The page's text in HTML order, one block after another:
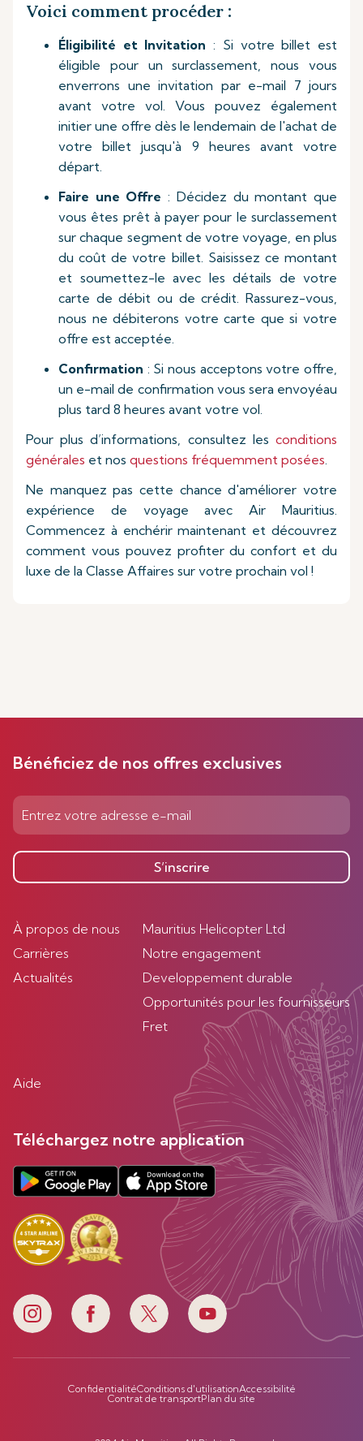
Voici comment procéder :
Éligibilité et Invitation : Si votre billet est
éligible pour un surclassement, nous vous
enverrons une invitation par e-mail 7 jours
avant votre vol. Vous pouvez également
initier une offre dès le lendemain de l'achat de
votre billet jusqu'à 9 heures avant votre
départ.
Faire une Offre : Décidez du montant que
vous êtes prêt à payer pour le surclassement
sur chaque segment de votre voyage, en plus
du coût de votre billet. Saisissez ce montant
et soumettez-le avec les détails de votre
carte de débit ou de crédit. Rassurez-vous,
nous ne débiterons votre carte que si votre
offre est acceptée.
Confirmation : Si nous acceptons votre offre,
un e-mail de confirmation vous sera envoyéau
plus tard 8 heures avant votre vol.
Pour plus d’informations, consultez les conditions
générales et nos questions fréquemment posées.
Ne manquez pas cette chance d'améliorer votre
expérience de voyage avec Air Mauritius.
Commencez à enchérir maintenant et découvrez
comment vous pouvez profiter du confort et du
luxe de la Classe Affaires sur votre prochain vol !
Bénéficiez de nos offres exclusives
S’inscrire
À propos de nous
Carrières
Actualités
Mauritius Helicopter Ltd
Notre engagement
Developpement durable
Opportunités pour les fournisseurs
Fret
Aide
Téléchargez notre application
ConfidentialitéConditions d'utilisationAccessibilité
Contrat de transportPlan du site